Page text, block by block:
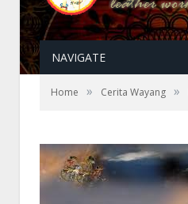
NAVIGATE
Home » Cerita Wayang »